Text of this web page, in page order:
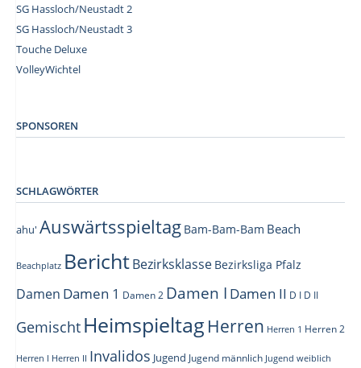
SG Hassloch/Neustadt 2
SG Hassloch/Neustadt 3
Touche Deluxe
VolleyWichtel
SPONSOREN
SCHLAGWÖRTER
ahu' Auswärtsspieltag Bam-Bam-Bam Beach
Beachplatz BerichtBezirksklasse Bezirksliga Pfalz
Damen Damen 1 Damen 2 Damen I Damen II D I D II
Gemischt Heimspieltag Herren Herren 1 Herren 2
Herren I Herren II Invalidos Jugend Jugend männlich Jugend weiblich